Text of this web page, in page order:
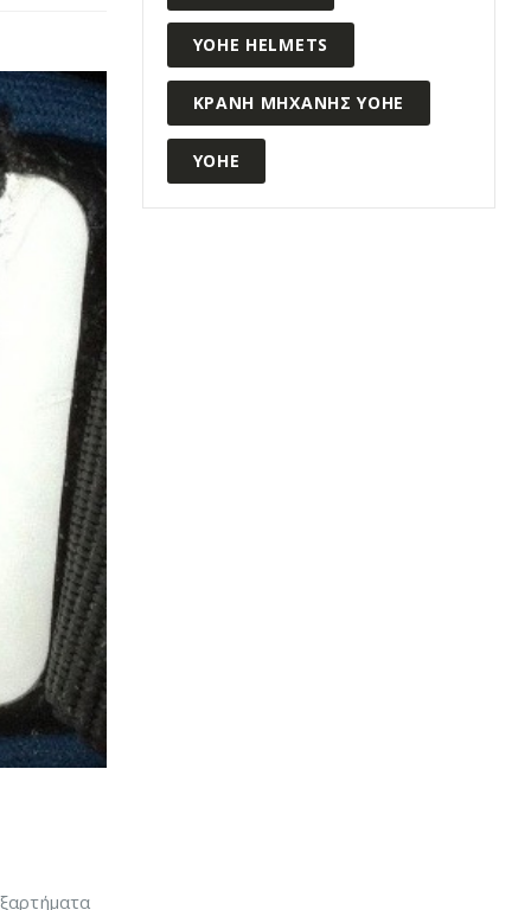
YOHE HELMETS
ΚΡΑΝΗ ΜΗΧΑΝΗΣ YOHE
ΥΟΗΕ